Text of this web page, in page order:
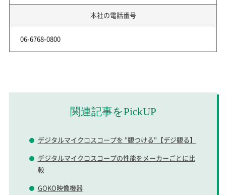
本社の電話番号
06-6768-0800
関連記事をPickUP
デジタルマイクロスコープを "観つける"【デジ観る】
デジタルマイクロスコープの性能をメーカーごとに比
較
GOKO映像機器